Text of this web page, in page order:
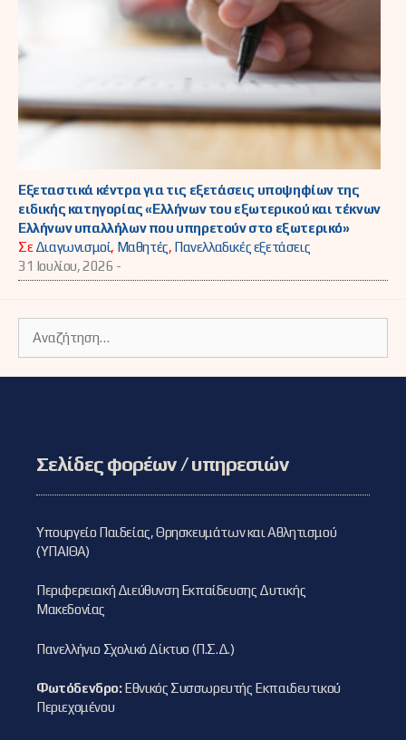
Εξεταστικά κέντρα για τις εξετάσεις υποψηφίων της
ειδικής κατηγορίας «Ελλήνων του εξωτερικού και τέκνων
Ελλήνων υπαλλήλων που υπηρετούν στο εξωτερικό»
ΣεΔιαγωνισμοί, Μαθητές, Πανελλαδικές εξετάσεις
31 Ιουλίου, 2026 -
για:
Σελίδες φορέων / υπηρεσιών
Υπουργείο Παιδείας, Θρησκευμάτων και Αθλητισμού
(ΥΠΑΙΘΑ)
Περιφερειακή Διεύθυνση Εκπαίδευσης Δυτικής
Μακεδονίας
Πανελλήνιο Σχολικό Δίκτυο (Π.Σ.Δ.)
Φωτόδενδρο:Εθνικός Συσσωρευτής Εκπαιδευτικού
Περιεχομένου